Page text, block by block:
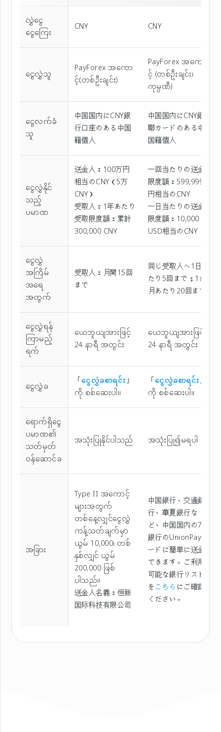
လွှဲငွေ
ငွေကြေး
CNY CNY
ငွေလွှဲသူ
PayForex အကော
င့်(တစ်ဦးချင်း)
PayForex အကော
င့် (တစ်ဦးချင်း၊
ကုမ္ပဏီ)
ငွေလက်ခံ
သူ
中国国内にCNY銀
行口座のある中国
籍個人
中国国内にCNY銀
聯カードのある中
国籍個人
ငွေလွှဲနိုင်
သည့်
ပမာဏ
送金人：100万円
相当のCNY（5万
CNY）
受取人：1年あたり
受取限度額：累計
300,000 CNY
一回当たりの送金
限度額：599,999
円相当のCNY
一日当たりの送金
限度額：10,000
USD相当のCNY
ငွေလွှဲ
အကြိမ်
အ‌ရေ
အတွက်
受取人：月間15回
まで
同じ受取人へ1日あ
たり5回まで；1か
月あたり20回まで
ငွေလွှဲရန်
ကြာမည့်
ရက်
ယေဘူယျအားဖြင့်
24 နာရီ အတွင်း
ယေဘူယျအားဖြင့်
24 နာရီ အတွင်း
ငွေလွှဲခ 「ငွေလွှဲခစာရင်း」
ကို စစ်ဆေးပါ။
「ငွေလွှဲခစာရင်း」
ကို စစ်ဆေးပါ။
ရောက်ရှိငွေ
ပမာဏ၏
သတ်မှတ်
ဝန်ဆောင်ခ
အသုံးပြုနိုင်ပါသည် အသုံးပြု၍မရပါ
အခြား
Type II အကောင့်
များအတွက်
တစ်နေ့လျှင်ငွေလွှဲ
ကန့်သတ်ချက်မှာ
ယွမ် 10,000၊ တစ်
နှစ်လျှင် ယွမ်
200,000 ဖြစ်
ပါသည်။
送金人名義：恒新
国际科技有限公司
中国銀行、交通銀
行、華夏銀行な
ど、中国国内の70
銀行のUnionPayカ
ードに簡単に送金
できます。ご利用
可能な銀行リスト
をこちらにご確認
ください。